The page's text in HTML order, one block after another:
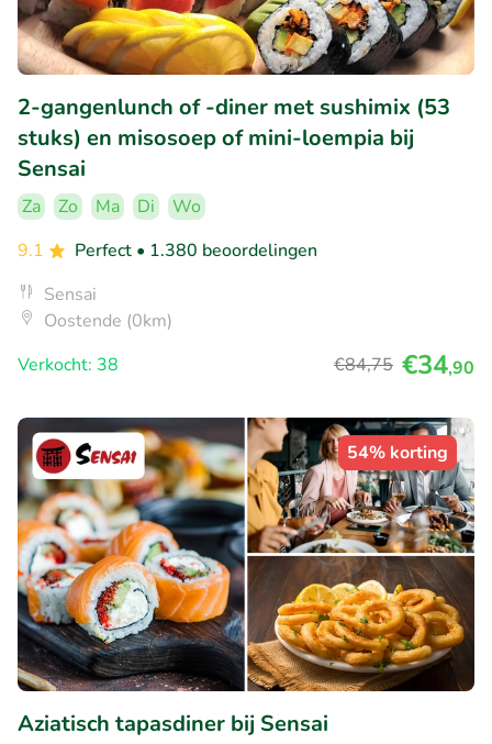
2-gangenlunch of -diner met sushimix (53
stuks) en misosoep of mini-loempia bij
Sensai
Za Zo Ma Di
Wo
9.1
Perfect • 1.380 beoordelingen
Sensai
Oostende (0km)
Verkocht: 38
€84,75 €34,90
54% korting
Aziatisch tapasdiner bij Sensai